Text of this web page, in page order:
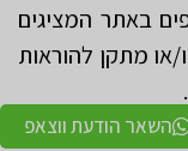
באתר המציגים
או מתקן להוראות
השאר הודעת ווצאפ